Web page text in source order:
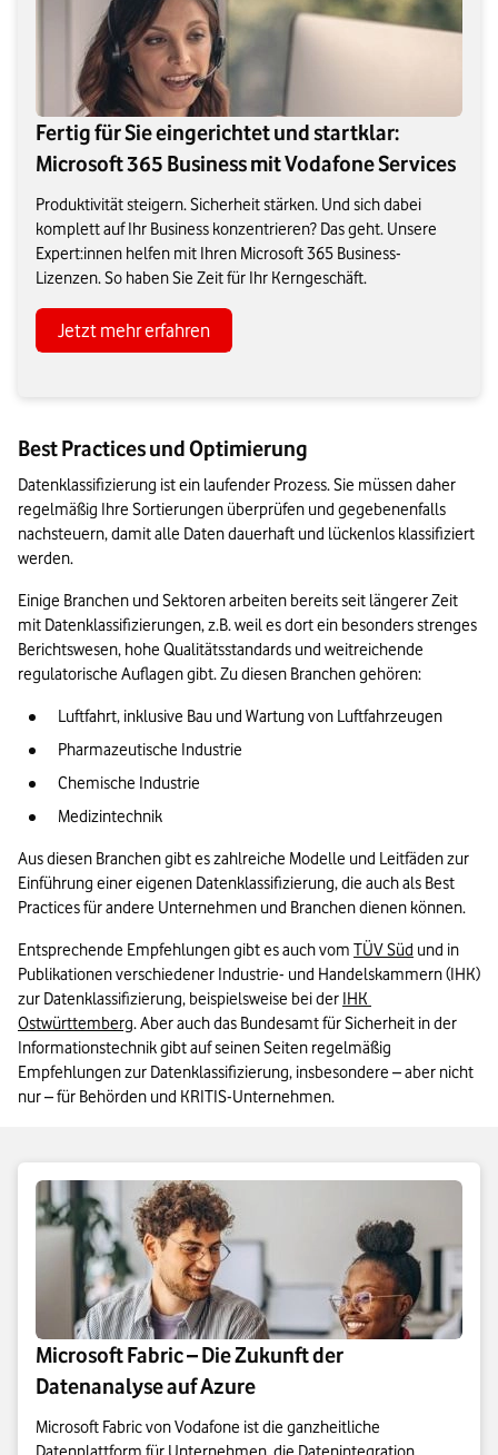
Fertig für Sie eingerichtet und startklar:
Microsoft 365 Business mit Vodafone Services
Produktivität steigern. Sicherheit stärken. Und sich dabei
komplett auf Ihr Business konzentrieren? Das geht. Unsere
Expert:innen helfen mit Ihren Microsoft 365 Business-
Lizenzen. So haben Sie Zeit für Ihr Kerngeschäft.
Jetzt mehr erfahren
Best Practices und Optimierung
Datenklassifizierung ist ein laufender Prozess. Sie müssen daher
regelmäßig Ihre Sortierungen überprüfen und gegebenenfalls
nachsteuern, damit alle Daten dauerhaft und lückenlos klassifiziert
werden.
Einige Branchen und Sektoren arbeiten bereits seit längerer Zeit
mit Datenklassifizierungen, z.B. weil es dort ein besonders strenges
Berichtswesen, hohe Qualitätsstandards und weitreichende
regulatorische Auflagen gibt. Zu diesen Branchen gehören:
Luftfahrt, inklusive Bau und Wartung von Luftfahrzeugen
Pharmazeutische Industrie
Chemische Industrie
Medizintechnik
Aus diesen Branchen gibt es zahlreiche Modelle und Leitfäden zur
Einführung einer eigenen Datenklassifizierung, die auch als Best
Practices für andere Unternehmen und Branchen dienen können.
Entsprechende Empfehlungen gibt es auch vom TÜV Süd und in
Publikationen verschiedener Industrie- und Handelskammern (IHK)
zur Datenklassifizierung, beispielsweise bei der IHK
Ostwürttemberg. Aber auch das Bundesamt für Sicherheit in der
Informationstechnik gibt auf seinen Seiten regelmäßig
Empfehlungen zur Datenklassifizierung, insbesondere – aber nicht
nur – für Behörden und KRITIS-Unternehmen.
Microsoft Fabric – Die Zukunft der
Datenanalyse auf Azure
Microsoft Fabric von Vodafone ist die ganzheitliche